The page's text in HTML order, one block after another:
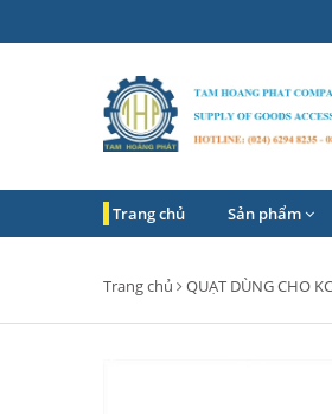
Trang chủ Sản phẩm
Trang chủ QUẠT DÙNG CHO